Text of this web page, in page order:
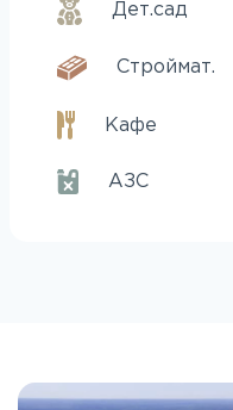
Дет.сад
Строймат.
Кафе
АЗС